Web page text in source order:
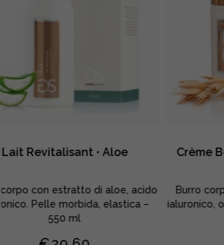
Lait Revitalisant • Aloe
corpo con estratto di aloe, acido
Pelle morbida, elastica –
550 ml
Crème
Burro
ialuronico,